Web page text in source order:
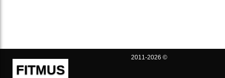
FITMUS
2011-2026 ©